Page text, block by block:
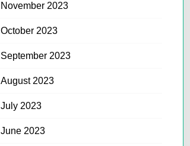
November 2023
October 2023
September 2023
August 2023
July 2023
June 2023